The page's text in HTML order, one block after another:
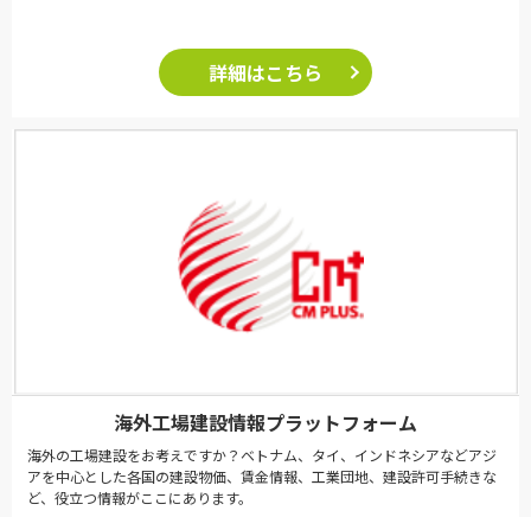
詳細はこちら
海外工場建設情報プラットフォーム
海外の工場建設をお考えですか？ベトナム、タイ、インドネシアなどアジ
アを中心とした各国の建設物価、賃金情報、工業団地、建設許可手続きな
ど、役立つ情報がここにあります。